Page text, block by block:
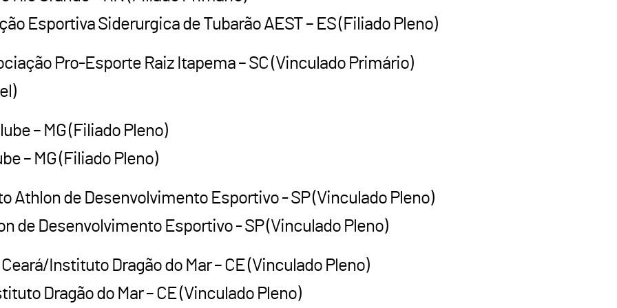
Esportiva Siderurgica de Tubarão AEST – ES (Filiado Pleno)
Pro-Esporte Raiz Itapema – SC (Vinculado Primário)
– MG (Filiado Pleno)
– MG (Filiado Pleno)
Athlon de Desenvolvimento Esportivo - SP (Vinculado Pleno)
Desenvolvimento Esportivo - SP (Vinculado Pleno)
Instituto Dragão do Mar – CE (Vinculado Pleno)
Dragão do Mar – CE (Vinculado Pleno)